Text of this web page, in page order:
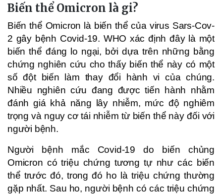
Biến thể Omicron là gi?
Biến thể Omicron là biến thể của virus Sars-Cov-
2 gây bệnh Covid-19. WHO xác định đây là một
biến thể đáng lo ngại, bởi dựa trên những bằng
chứng nghiên cứu cho thấy biến thể này có một
số đột biến làm thay đổi hành vi của chúng.
Nhiều nghiên cứu đang được tiến hành nhằm
đánh giá khả năng lây nhiễm, mức độ nghiêm
trọng và nguy cơ tái nhiễm từ biến thể này đối với
người bệnh.
Người bệnh mắc Covid-19 do biến chủng
Omicron có triệu chứng tương tự như các biến
thể trước đó, trong đó ho là triệu chứng thường
gặp nhất. Sau ho, người bệnh có các triệu chứng